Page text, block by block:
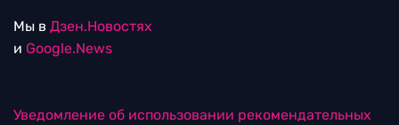
Мы в Дзен.Новостях
и Google.News
Уведомление об использовании рекомендательных